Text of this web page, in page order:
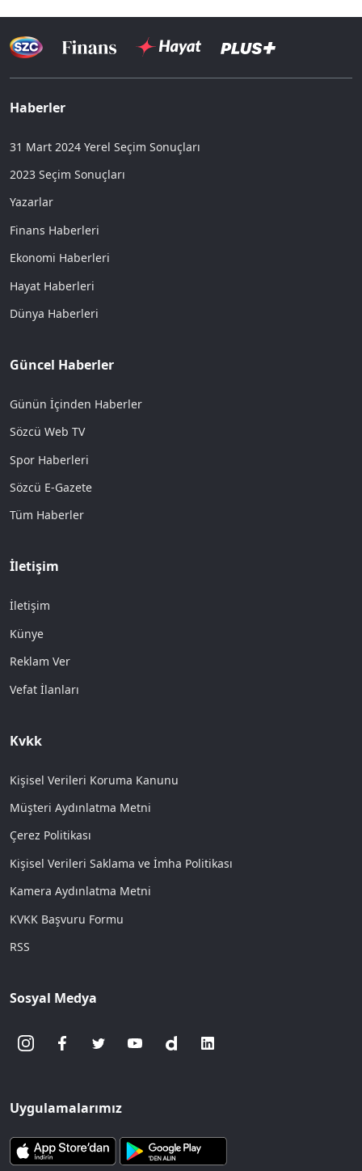
Haberler
31 Mart 2024 Yerel Seçim Sonuçları
2023 Seçim Sonuçları
Yazarlar
Finans Haberleri
Ekonomi Haberleri
Hayat Haberleri
Dünya Haberleri
Güncel Haberler
Günün İçinden Haberler
Sözcü Web TV
Spor Haberleri
Sözcü E-Gazete
Tüm Haberler
İletişim
İletişim
Künye
Reklam Ver
Vefat İlanları
Kvkk
Kişisel Verileri Koruma Kanunu
Müşteri Aydınlatma Metni
Çerez Politikası
Kişisel Verileri Saklama ve İmha Politikası
Kamera Aydınlatma Metni
KVKK Başvuru Formu
RSS
Sosyal Medya
Uygulamalarımız